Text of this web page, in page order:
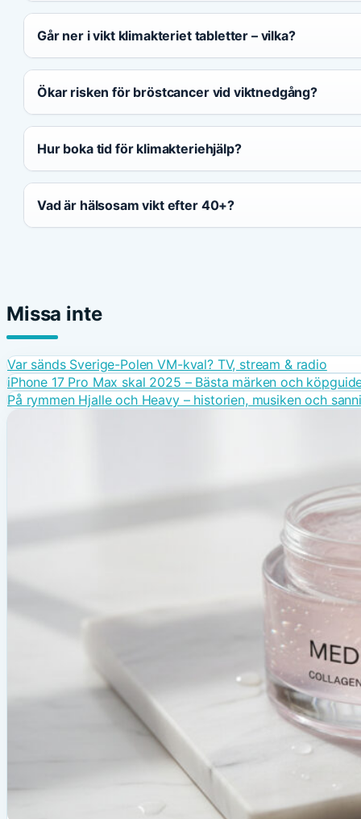
Går ner i vikt klimakteriet tabletter – vilka?
Ökar risken för bröstcancer vid viktnedgång?
Hur boka tid för klimakteriehjälp?
Vad är hälsosam vikt efter 40+?
Missa inte
Var sänds Sverige-Polen VM-kval? TV, stream & radio
iPhone 17 Pro Max skal 2025 – Bästa märken och
På rymmen Hjalle och Heavy – historien, musiken och